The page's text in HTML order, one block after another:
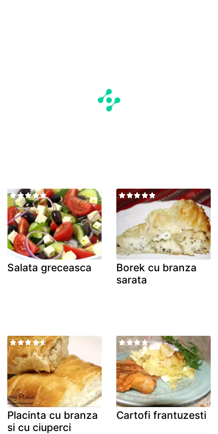
Salata greceasca
Borek cu branza
sarata
Placinta cu branza
si cu ciuperci
Cartofi frantuzesti